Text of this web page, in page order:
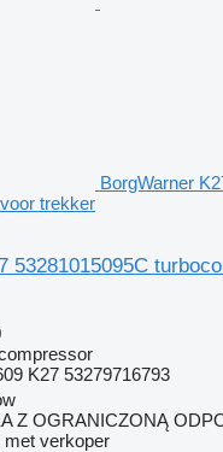
BorgWarner
trekker
53281015095C
K27 53279716793
Z OGRANICZONĄ
met verkoper